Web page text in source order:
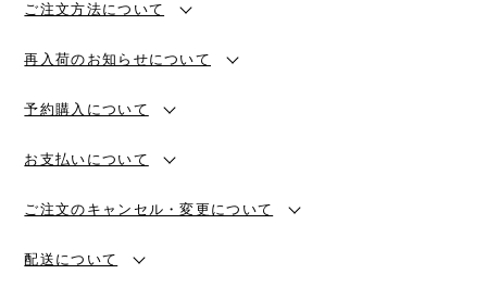
ご注文方法について
再入荷のお知らせについて
予約購入について
お支払いについて
ご注文のキャンセル・変更について
配送について